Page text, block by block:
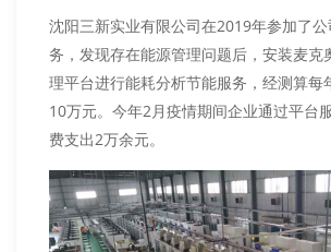
沈阳三新实业有限公司在2019年参加了
务，发现存在能源管理问题后，安装麦克
理平台进行能耗分析节能服务，经测算每
10万元。今年2月疫情期间企业通过平台
费支出2万余元。